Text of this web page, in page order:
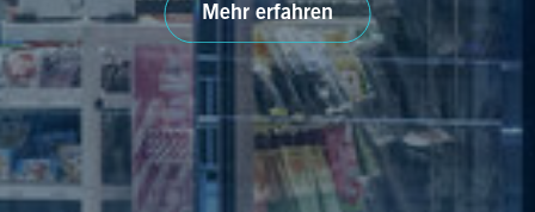
Mehr erfahren